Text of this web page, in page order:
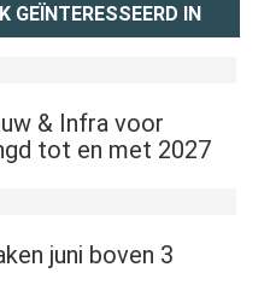
GEÏNTERESSEERD IN
& Infra voor
tot en met 2027
juni boven 3